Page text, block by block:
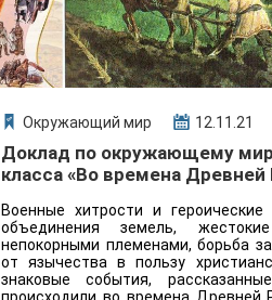
Окружающий мир 12.11.21
Доклад по окружающему
класса «Во времена Древней
Военные хитрости и
объединения земель,
непокорными племенами, борьба
от язычества в пользу
знаковые события,